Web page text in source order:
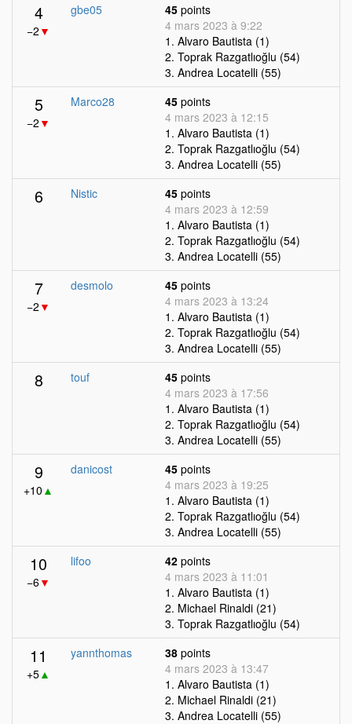
4
−2 ▼
gbe05 45 points
4 mars 2023 à 9:22
1. Alvaro Bautista (1)
2. Toprak Razgatlıoğlu (54)
3. Andrea Locatelli (55)
5
−2 ▼
Marco28 45 points
4 mars 2023 à 12:15
1. Alvaro Bautista (1)
2. Toprak Razgatlıoğlu (54)
3. Andrea Locatelli (55)
6 Nistic 45 points
4 mars 2023 à 12:59
1. Alvaro Bautista (1)
2. Toprak Razgatlıoğlu (54)
3. Andrea Locatelli (55)
7
−2 ▼
desmolo 45 points
4 mars 2023 à 13:24
1. Alvaro Bautista (1)
2. Toprak Razgatlıoğlu (54)
3. Andrea Locatelli (55)
8 touf 45 points
4 mars 2023 à 17:56
1. Alvaro Bautista (1)
2. Toprak Razgatlıoğlu (54)
3. Andrea Locatelli (55)
9
+10 ▲
danicost 45 points
4 mars 2023 à 19:25
1. Alvaro Bautista (1)
2. Toprak Razgatlıoğlu (54)
3. Andrea Locatelli (55)
10
−6▼
lifoo 42 points
4 mars 2023 à 11:01
1. Alvaro Bautista (1)
2. Michael Rinaldi (21)
3. Toprak Razgatlıoğlu (54)
11
+5▲
yannthomas 38 points
4 mars 2023 à 13:47
1. Alvaro Bautista (1)
2. Michael Rinaldi (21)
3. Andrea Locatelli (55)